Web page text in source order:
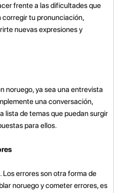
frente a las dificultades que
corregir tu pronunciación,
nuevas expresiones y
noruego, ya sea una entrevista
una conversación,
lista de temas que puedan surgir
para ellos.
errores son otra forma de
noruego y cometer errores, es